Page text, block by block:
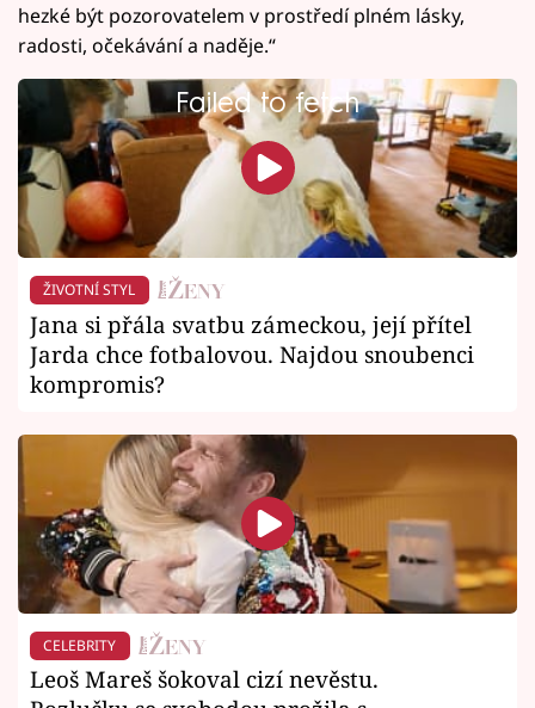
hezké být pozorovatelem v prostředí plném lásky,
radosti, očekávání a naděje.“
Failed to fetch
ŽIVOTNÍ STYL
Jana si přála svatbu zámeckou, její přítel
Jarda chce fotbalovou. Najdou snoubenci
kompromis?
CELEBRITY
Leoš Mareš šokoval cizí nevěstu.